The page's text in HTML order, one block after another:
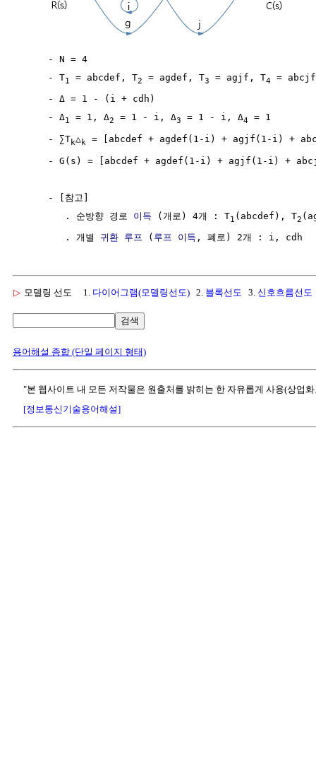
     - N = 4
     - T
1 = abcdef, T2 = agdef, T3 = agjf, T4 = abcjf
     - Δ = 1 - (i + cdh)
     - Δ
1 = 1, Δ2 = 1 - i, Δ3 = 1 - i, Δ4 = 1
     - ∑T
k△k = [abcdef + agdef(1-i) + agjf(1-i) +
- G(s) = [abcdef + agdef(1-i) + agjf(1-i) +
     - [참고]
        . 순방향 경로
이득 (개로) 4개 : T1 (abcdef), T2
        . 개별
귀환 루프 ( 루프 이득
▷ 모델링 선도 1. 다이어그램(모델링선도) 2. 블록선도 3. 신호흐름선도
검색
용어해설 종합 (단일 페이지 형태)
"본 웹사이트 내 모든 저작물은 원출처를 밝히는 한 자유롭게 사용(상업
[정보통신기술용어해설]